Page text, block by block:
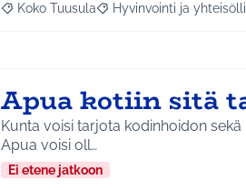
Rajaa tulokset aihepiirin mukaan: Koko
Koko Tuusula Rajaa tulokset teeman
Hyvinvointi ja
Apua kotiin sitä
Kunta voisi tarjota kodinhoidon
Apua voisi oll…
Ei etene jatkoon